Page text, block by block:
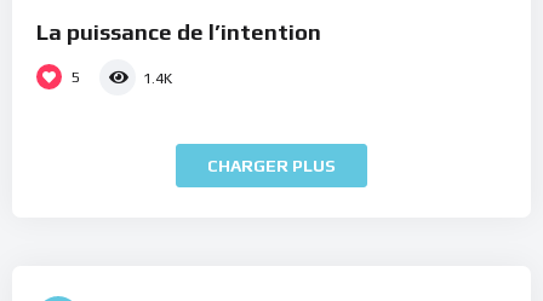
La puissance de l’intention
5 1.4K
CHARGER PLUS